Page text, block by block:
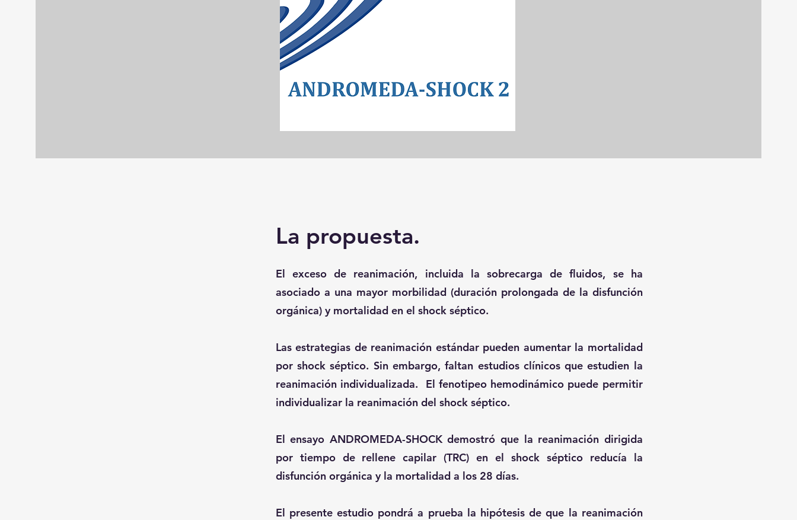
La propuesta.
El exceso de reanimación, incluida la sobrecarga de fluidos, se ha
asociado a una mayor morbilidad (duración prolongada de la disfunción
orgánica) y mortalidad en el shock séptico.
Las estrategias de reanimación estándar pueden aumentar la mortalidad
por shock séptico. Sin embargo, faltan estudios clínicos que estudien la
reanimación individualizada. El fenotipeo hemodinámico puede permitir
individualizar la reanimación del shock séptico.
El ensayo ANDROMEDA-SHOCK demostró que la reanimación dirigida
por tiempo de rellene capilar (TRC) en el shock séptico reducía la
disfunción orgánica y la mortalidad a los 28 días.
El presente estudio pondrá a prueba la hipótesis de que la reanimación